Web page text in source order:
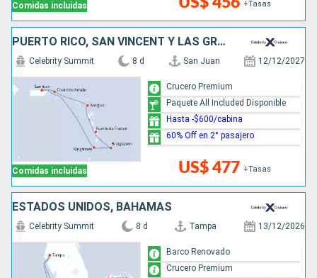
Comidas incluidas +Tasas
PUERTO RICO, SAN VINCENT Y LAS GRANADINAS, BARBADOS, ANTIGUA Y BARBUDA, ESTADOS UNIDOS
Comidas incluidas
Celebrity Summit 8 d San Juan 12/12/2027
US$ 477 +Tasas
Crucero Premium
Paquete All Included Disponible
Hasta -$600/cabina
60% Off en 2° pasajero
ESTADOS UNIDOS, BAHAMAS
Celebrity Summit 8 d Tampa 13/12/2026
Barco Renovado
Crucero Premium